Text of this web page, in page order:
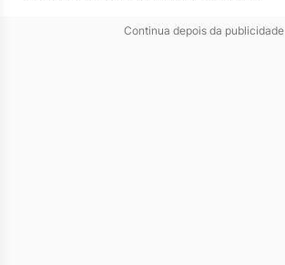
Continua depois da publicidade